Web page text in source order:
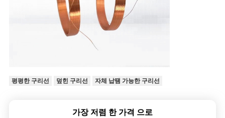
평평한 구리선 덮힌 구리선 자체 납땜 가능한 구리선
가장 저렴 한 가격 으로